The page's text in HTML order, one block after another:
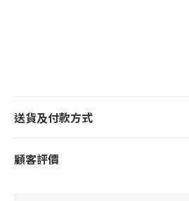
送貨及付款方式
顧客評價